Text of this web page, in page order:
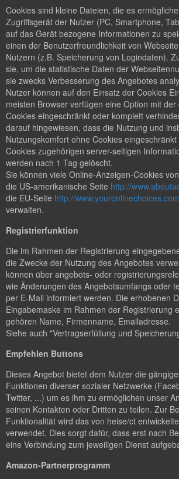
Cookies sind kleine Dateien, die es
Zugriffsgerät der Nutzer (PC, Smartphone,
auf das Gerät bezogene Informationen zu
einen der Benutzerfreundlichkeit von
Nutzern (z.B. Speicherung von Logindaten).
sie, um die statistische Daten der
sie zwecks Verbesserung des Angebotes
Nutzer können auf den Einsatz der Cookies
meisten Browser verfügen eine Option mit
Cookies eingeschränkt oder komplett
darauf hingewiesen, dass die Nutzung und
Nutzungskomfort ohne Cookies
Cookies zugehörigen server-seitigen
werden nach 1 Tag gelöscht.
Sie können viele Online-Anzeigen-Cookies
die US-amerikanische Seite http://
die EU-Seite http://
verwalten.
Registrierfunktion
Die im Rahmen der Registrierung
die Zwecke der Nutzung des Angebotes
können über angebots- oder
wie Änderungen des Angebotsumfangs oder
per E-Mail informiert werden. Die erhobenen
Eingabemaske im Rahmen der Registrierung
gehören Name, Firmenname, Emailadresse.
Siehe auch "Vertragserfüllung und
Empfehlen Buttons
Dieses Angebot bietet dem Nutzer die
Funktionen diverser sozialer Netzwerke
Twitter, ...) um es ihm zu ermöglichen unser
seinen Kontakten oder Dritten zu teilen. Zur
Funktionalität wird das von heise/ct
verwendet. Dies sorgt dafür, dass erst nach
eine Verbindung zum jeweiligen Dienst
Amazon-Partnerprogramm